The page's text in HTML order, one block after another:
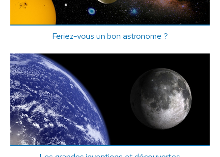
Feriez-vous un bon astronome ?